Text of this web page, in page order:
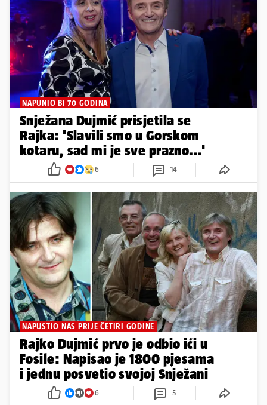
NAPUNIO BI 70 GODINA
Snježana Dujmić prisjetila se
Rajka: 'Slavili smo u Gorskom
kotaru, sad mi je sve prazno...'
6 14
NAPUSTIO NAS PRIJE ČETIRI GODINE
Rajko Dujmić prvo je odbio ići u
Fosile: Napisao je 1800 pjesama
i jednu posvetio svojoj Snježani
6 5